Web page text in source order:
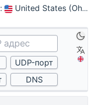
: United States (Ohio, Columbus)